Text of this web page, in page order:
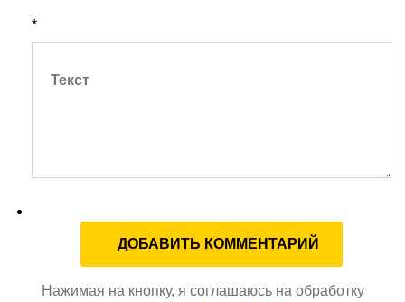
*
Нажимая на кнопку, я соглашаюсь на обработку